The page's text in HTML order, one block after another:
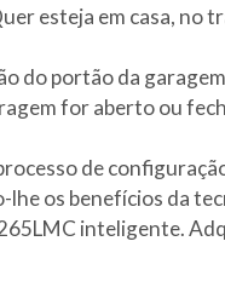
esteja em casa, no
do portão da
for aberto ou
de
os benefícios da
inteligente.